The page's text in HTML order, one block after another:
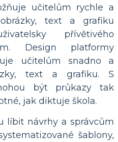
učitelům rychle a
text a grafiku
přívětivého
Design platformy
učitelům snadno a
text a grafiku. S
být průkazy tak
jak diktuje škola.
líbit návrhy a správcům
šablony,